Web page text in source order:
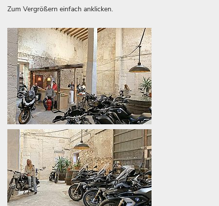
Zum Vergrößern einfach anklicken.